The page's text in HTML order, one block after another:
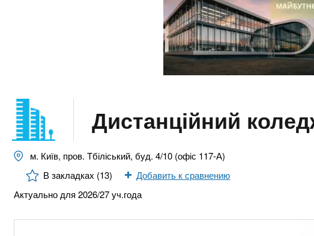
.
i
n
f
е
н
и
й
Дистанційний
м. Київ, пров. Тбіліський, буд. 4/10 (офіс 117-А)
В закладках (13)
Добавить к сравнению
Актуально для 2026/27 уч.года